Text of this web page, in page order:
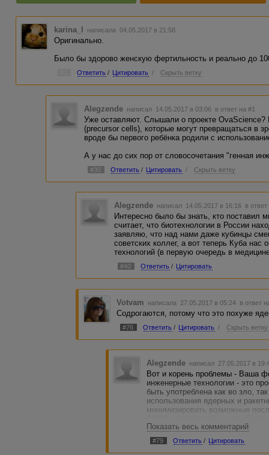
karina_l написала 04.05.2017 в 21:58
Оригинально.
Было бы здорово женскую фертильность и реально до
Ответить / Цитировать / Скрыть ветку
Alegzende написал 14.05.2017 в 03:06 в ответ на #1
Уже оставляют. Слышали о проекте OvaScience?
(precursor cells), которые могут превращаться в
вроде бы первого ребёнка родили с
А у нас до сих пор от словосочетания "генная
#30 Ответить / Цитировать / Скрыть ветку
Alegzende написал 14.05.2017 в 16:16 в
Интересно было бы знать, кто поставил
считает, что биотехнологии в России
заявляю, что над нами даже кубинцы
советских коллег, а вот теперь Куба
технологий (в первую очередь в
#40 Ответить / Цитировать
Votvam написала 27.05.2017 в 05:24 в ответ
Содрогаются, потому что это похуже
#76 Ответить / Цитировать / Скрыть ветку
Alegzende написал 27.05.2017 в
Вот и корень проблемы - Ваша
инженерные технологии - это
быть употреблена как во зло,
использования ядерных и
минимизировать возможные
так далее. Инструменты,
космических и ядерных
неправомерного использования
Показать весь комментарий
#79 Ответить / Цитировать